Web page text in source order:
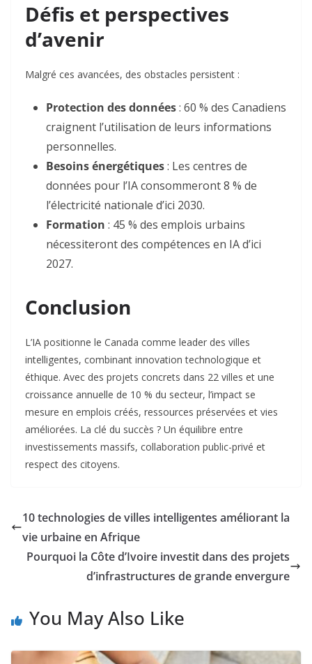
Défis et perspectives
d’avenir
Malgré ces avancées, des obstacles persistent :
Protection des données: 60 % des Canadiens
craignent l’utilisation de leurs informations
personnelles.
Besoins énergétiques: Les centres de
données pour l’IA consommeront 8 % de
l’électricité nationale d’ici 2030.
Formation : 45 % des emplois urbains
nécessiteront des compétences en IA d’ici
2027.
Conclusion
L’IA positionne le Canada comme leader des villes
intelligentes, combinant innovation technologique et
éthique. Avec des projets concrets dans 22 villes et une
croissance annuelle de 10 % du secteur, l’impact se
mesure en emplois créés, ressources préservées et vies
améliorées. La clé du succès ? Un équilibre entre
investissements massifs, collaboration public-privé et
respect des citoyens.
10 technologies de villes intelligentes améliorant la
vie urbaine en Afrique
Pourquoi la Côte d’Ivoire investit dans des projets
d’infrastructures de grande envergure
You May Also Like